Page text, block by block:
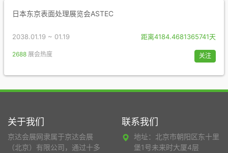
日本东京表面处理展览会ASTEC
2038.01.19 ~ 01.19 距离4184.4681365741天
2688 展会热度 关注
关于我们
京达会展网隶属于京达会展
（北京）有限公司，通过十多
联系我们
地址：北京市朝阳区东十里
堡1号未来时大厦4层